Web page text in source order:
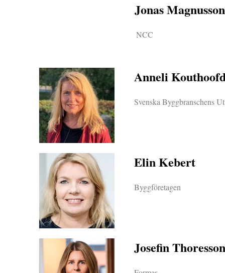
Jonas
NCC
Anneli
Svenska Byggbranschens
Elin Kebert
Byggföretagen
Josefin